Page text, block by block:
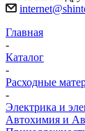
Главная
-
Каталог
-
Расходные
-
Электрика и
Автохимия и